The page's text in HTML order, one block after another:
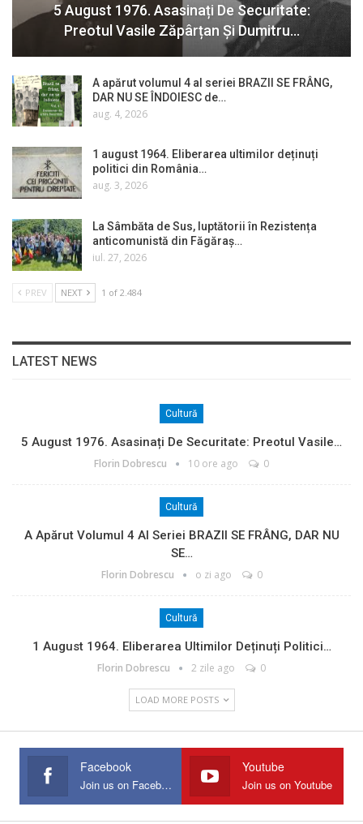
5 August 1976. Asasinați De Securitate:
Preotul Vasile Zăpârțan Și Dumitru…
A apărut volumul 4 al seriei BRAZII SE FRÂNG,
DAR NU SE ÎNDOIESC de…
aug. 4, 2026
1 august 1964. Eliberarea ultimilor deținuți
politici din România…
aug. 3, 2026
La Sâmbăta de Sus, luptătorii în Rezistența
anticomunistă din Făgăraș…
iul. 27, 2026
PREV NEXT 1 of 2.484
LATEST NEWS
Cultură
5 August 1976. Asasinați De Securitate: Preotul Vasile…
Florin Dobrescu 10 ore ago 0
Cultură
A Apărut Volumul 4 Al Seriei BRAZII SE FRÂNG, DAR NU
SE…
Florin Dobrescu o zi ago 0
Cultură
1 August 1964. Eliberarea Ultimilor Deținuți Politici…
Florin Dobrescu 2 zile ago 0
LOAD MORE POSTS
Facebook
Join us on Facebook
Youtube
Join us on Youtube